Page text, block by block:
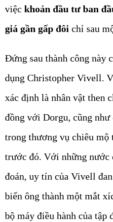
việc khoản đầu tư ban
giá gần gấp đôi chỉ sau
Đứng sau thành công này
dụng Christopher Vivell.
xác định là nhân vật then
đồng với Dorgu, cũng
trong thương vụ chiêu mộ
trước đó. Với những nước
đoán, uy tín của Vivell
biến ông thành một mắt
bộ máy điều hành của tập